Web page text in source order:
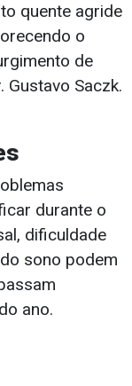
quente agride
o
de
Gustavo Saczk.
durante o
dificuldade
sono podem
ano.